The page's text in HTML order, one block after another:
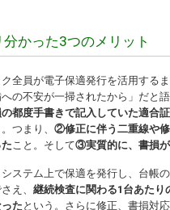
かった3つのメリット
ク全員が電子保適発行を活用する
への不安が一掃されたから」だと
都度手書きで記入していた適合
つまり、 ②修正に伴う二重線や
こと。そして③実質的に、書損
ステム上で保適を発行し、台帳
え、 継続検査に関わる1台あたり
た という。さらに修正、書損対